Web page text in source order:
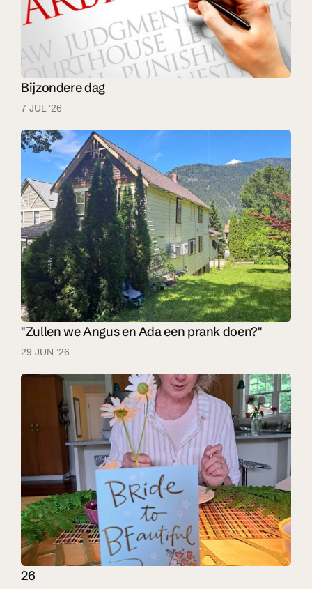
Bijzondere dag
7 JUL ’26
"Zullen we Angus en Ada een prank doen?"
29 JUN ’26
26